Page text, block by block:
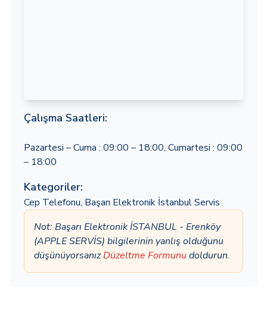
Çalışma Saatleri:
Pazartesi – Cuma : 09:00 – 18:00, Cumartesi : 09:00
– 18:00
Kategoriler:
Cep Telefonu, Başarı Elektronik İstanbul Servis
Not: Başarı Elektronik İSTANBUL - Erenköy
(APPLE SERVİS) bilgilerinin yanlış olduğunu
düşünüyorsanızDüzeltme Formunudoldurun.